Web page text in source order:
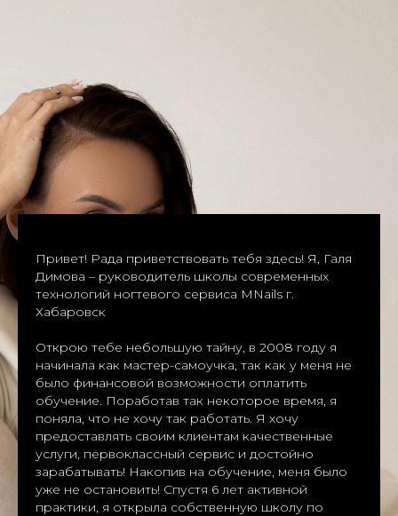
Привет! Рада приветствовать тебя здесь! Я, Галя
Димова – руководитель школы современных
технологий ногтевого сервиса MNails г.
Хабаровск
Открою тебе небольшую тайну, в 2008 году я
начинала как мастер-самоучка, так как у меня не
было финансовой возможности оплатить
обучение. Поработав так некоторое время, я
поняла, что не хочу так работать. Я хочу
предоставлять своим клиентам качественные
услуги, первоклассный сервис и достойно
зарабатывать! Накопив на обучение, меня было
уже не остановить! Спустя 6 лет активной
практики, я открыла собственную школу по